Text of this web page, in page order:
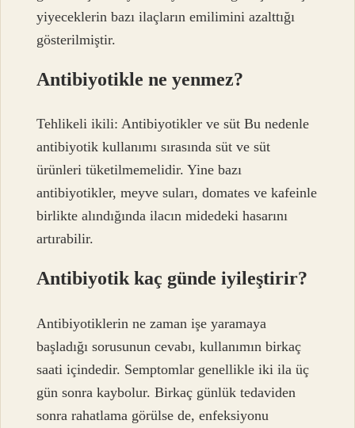
yiyeceklerin bazı ilaçların emilimini azalttığı
gösterilmiştir.
Antibiyotikle ne yenmez?
Tehlikeli ikili: Antibiyotikler ve süt Bu nedenle
antibiyotik kullanımı sırasında süt ve süt
ürünleri tüketilmemelidir. Yine bazı
antibiyotikler, meyve suları, domates ve kafeinle
birlikte alındığında ilacın midedeki hasarını
artırabilir.
Antibiyotik kaç günde iyileştirir?
Antibiyotiklerin ne zaman işe yaramaya
başladığı sorusunun cevabı, kullanımın birkaç
saati içindedir. Semptomlar genellikle iki ila üç
gün sonra kaybolur. Birkaç günlük tedaviden
sonra rahatlama görülse de, enfeksiyonu